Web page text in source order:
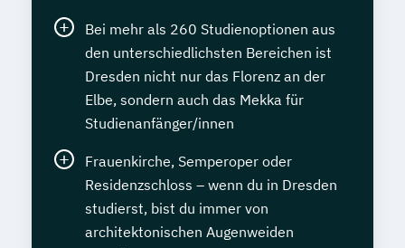
Bei mehr als 260 Studienoptionen aus
den unterschiedlichsten Bereichen ist
Dresden nicht nur das Florenz an der
Elbe, sondern auch das Mekka für
Studienanfänger/innen
Frauenkirche, Semperoper oder
Residenzschloss – wenn du in Dresden
studierst, bist du immer von
architektonischen Augenweiden